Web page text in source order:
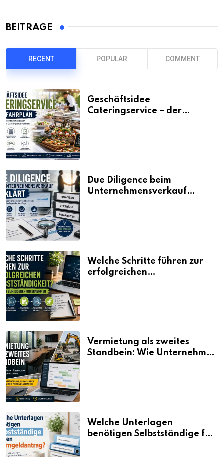
BEITRÄGE
RECENT POPULAR COMMENT
Geschäftsidee
Cateringservice – der
Due Diligence beim
Unternehmensverkauf
Welche Schritte führen zur
erfolgreichen
Vermietung als zweites
Standbein: Wie Unternehmen
Welche Unterlagen
benötigen Selbstständige für